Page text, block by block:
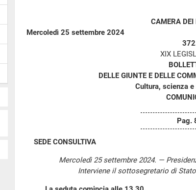
CAMERA DEI
Mercoledì 25 settembre 2024
XIX
DELLE GIUNTE E DELLE
Cultura, scienza
Pag.
SEDE CONSULTIVA
Mercoledì 25 settembre 2024. —
Interviene il sottosegretario di